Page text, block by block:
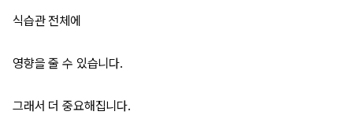
식습관 전체에
영향을 줄 수 있습니다.
그래서 더 중요해집니다.